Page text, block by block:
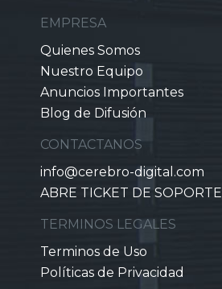
EMPRESA
Quienes Somos
Nuestro Equipo
Anuncios Importantes
Blog de Difusión
CONTACTANOS
info@cerebro-digital.com
ABRE TICKET DE SOPORTE
TERMINOS LEGALES
Terminos de Uso
Políticas de Privacidad